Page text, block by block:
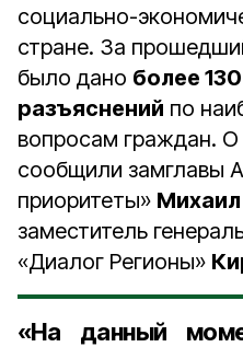
социально-
стране. За
было дано более
разъяснений по
вопросам граждан. О
сообщили замглавы
приоритеты»
заместитель
«Диалог Регионы»
«На данный